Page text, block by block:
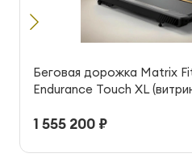
Беговая дорожка Matrix
Endurance Touch XL
1 555 200 ₽